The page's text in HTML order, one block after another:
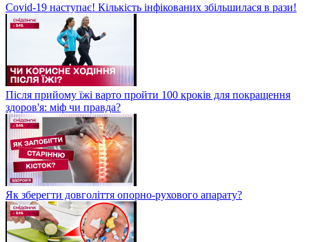
Covid-19 наступає! Кількість інфікованих збільшилася в рази!
Після прийому їжі варто пройти 100 кроків для покращення
здоров'я: міф чи правда?
Як зберегти довголіття опорно-рухового апарату?